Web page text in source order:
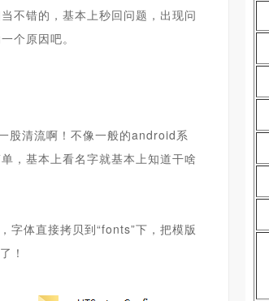
不错的，基本上秒回问题，出现问
个原因吧。
股清流啊！不像一般的android系
，基本上看名字就基本上知道干啥
字体直接拷贝到“fonts”下，把模版
！